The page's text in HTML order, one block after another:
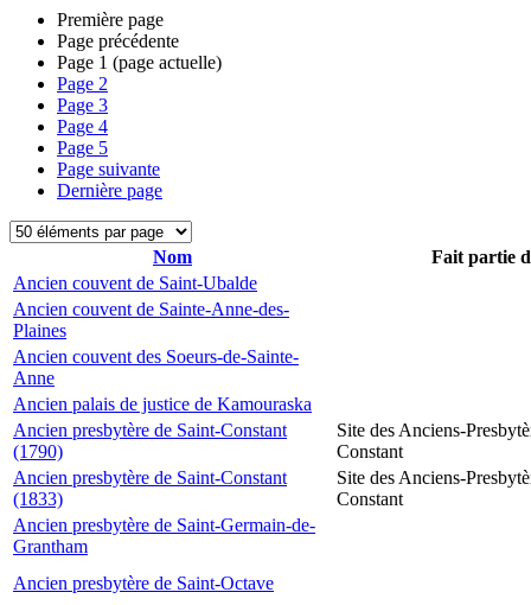
Première page
Page précédente
Page 1 (page actuelle)
Page 2
Page 3
Page 4
Page 5
Page suivante
Dernière page
Nom
Fait partie
Ancien couvent de Saint-Ubalde
Ancien couvent de Sainte-Anne-des-
Plaines
Ancien couvent des Soeurs-de-Sainte-
Anne
Ancien palais de justice de Kamouraska
Ancien presbytère de Saint-Constant
(1790)
Site des Anciens-
Constant
Ancien presbytère de Saint-Constant
(1833)
Site des Anciens-
Constant
Ancien presbytère de Saint-Germain-de-
Grantham
Ancien presbytère de Saint-Octave